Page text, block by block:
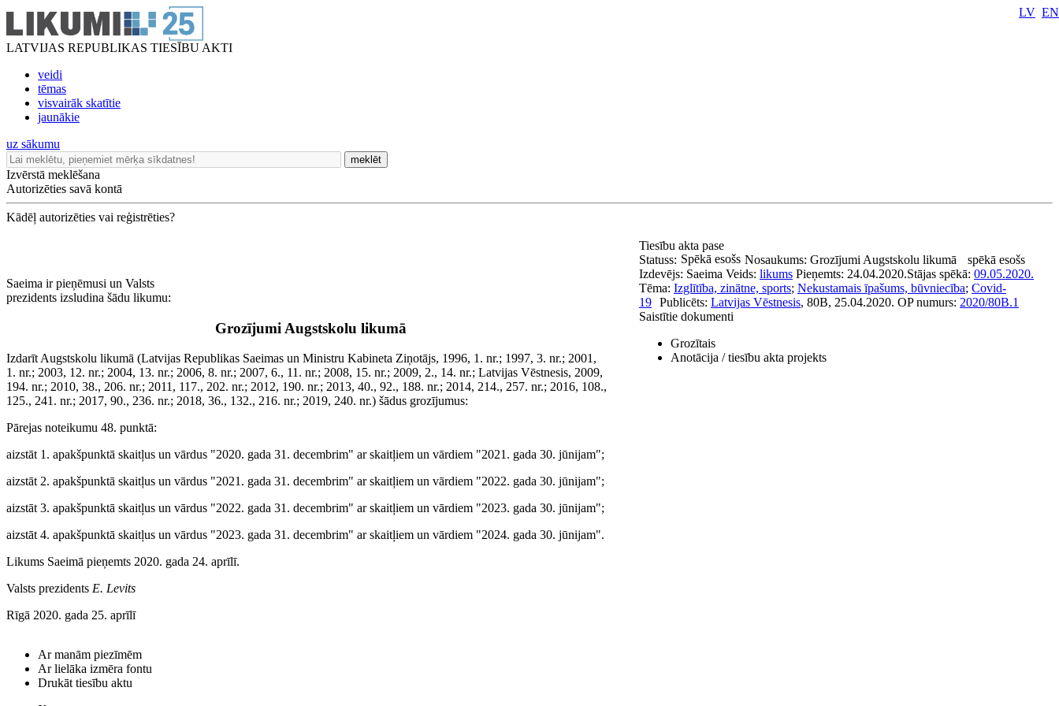
LATVIJAS REPUBLIKAS TIESĪBU AKTI
veidi
tēmas
visvairāk skatītie
jaunākie
LV EN
uz sākumu
meklēt
Izvērstā meklēšana
Autorizēties savā kontā
Kādēļ autorizēties vai reģistrēties?
Saeima ir pieņēmusi un Valsts
prezidents izsludina šādu likumu:
Grozījumi Augstskolu likumā
Izdarīt Augstskolu likumā (Latvijas Republikas Saeimas un Ministru Kabineta Ziņotājs, 1996, 1. nr.; 1997, 3. nr.; 2001,
1. nr.; 2003, 12. nr.; 2004, 13. nr.; 2006, 8. nr.; 2007, 6., 11. nr.; 2008, 15. nr.; 2009, 2., 14. nr.; Latvijas Vēstnesis, 2009,
194. nr.; 2010, 38., 206. nr.; 2011, 117., 202. nr.; 2012, 190. nr.; 2013, 40., 92., 188. nr.; 2014, 214., 257. nr.; 2016, 108.,
125., 241. nr.; 2017, 90., 236. nr.; 2018, 36., 132., 216. nr.; 2019, 240. nr.) šādus grozījumus:
Pārejas noteikumu 48. punktā:
aizstāt 1. apakšpunktā skaitļus un vārdus "2020. gada 31. decembrim" ar skaitļiem un vārdiem "2021. gada 30. jūnijam";
aizstāt 2. apakšpunktā skaitļus un vārdus "2021. gada 31. decembrim" ar skaitļiem un vārdiem "2022. gada 30. jūnijam";
aizstāt 3. apakšpunktā skaitļus un vārdus "2022. gada 31. decembrim" ar skaitļiem un vārdiem "2023. gada 30. jūnijam";
aizstāt 4. apakšpunktā skaitļus un vārdus "2023. gada 31. decembrim" ar skaitļiem un vārdiem "2024. gada 30. jūnijam".
Likums Saeimā pieņemts 2020. gada 24. aprīlī.
Valsts prezidents E. Levits
Rīgā 2020. gada 25. aprīlī
Tiesību akta pase
Nosaukums: Grozījumi Augstskolu likumā
Statuss: Spēkā esošs
spēkā esošs
Izdevējs: Saeima Veids: likums Pieņemts: 24.04.2020.Stājas spēkā: 09.05.2020.
Tēma: Izglītība, zinātne, sports; Nekustamais īpašums, būvniecība; Covid-
19 Publicēts: Latvijas Vēstnesis, 80B, 25.04.2020. OP numurs: 2020/80B.1
Saistītie dokumenti
Grozītais
Anotācija / tiesību akta projekts
Ar manām piezīmēm
Ar lielāka izmēra fontu
Drukāt tiesību aktu